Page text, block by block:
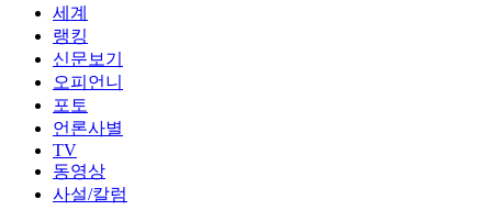
세계
랭킹
신문보기
오피언니
포토
언론사별
TV
동영상
사설/칼럼